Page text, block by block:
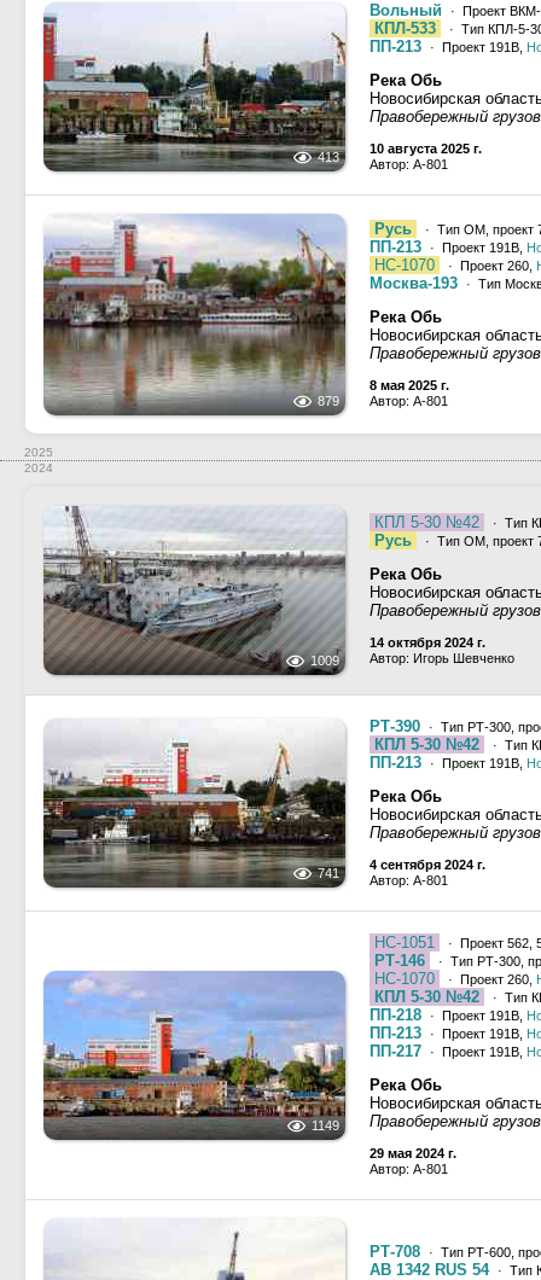
413
Вольный · Проект
КПЛ-533 · Тип КПЛ-5-
ПП-213 · Проект 191В,
Река Обь
Новосибирская
Правобережный
10 августа 2025 г.
Автор: A-801
879
Русь · Тип ОМ, проект
ПП-213 · Проект 191В,
НС-1070 · Проект 260,
Москва-193 · Тип
Река Обь
Новосибирская
Правобережный
8 мая 2025 г.
Автор: A-801
2025
2024
1009
КПЛ 5-30 №42 · Тип
Русь · Тип ОМ, проект
Река Обь
Новосибирская
Правобережный
14 октября 2024 г.
Автор: Игорь Шевченко
741
РТ-390 · Тип РТ-300,
КПЛ 5-30 №42 · Тип
ПП-213 · Проект 191В,
Река Обь
Новосибирская
Правобережный
4 сентября 2024 г.
Автор: A-801
1149
НС-1051 · Проект 562,
РТ-146 · Тип РТ-300,
НС-1070 · Проект 260,
КПЛ 5-30 №42 · Тип
ПП-218 · Проект 191В,
ПП-213 · Проект 191В,
ПП-217 · Проект 191В,
Река Обь
Новосибирская
Правобережный
29 мая 2024 г.
Автор: A-801
РТ-708 · Тип РТ-600,
АВ 1342 RUS 54 · Тип